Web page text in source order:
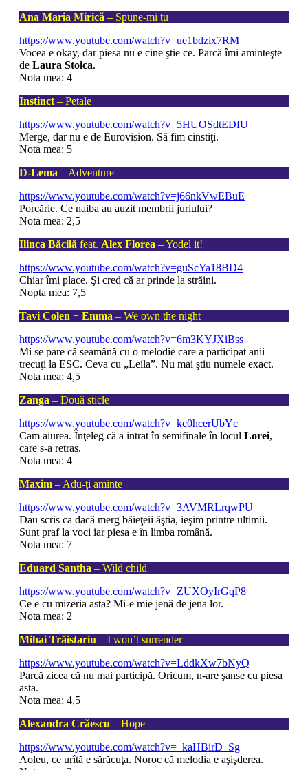
Ana Maria Mirică – Spune-mi tu
https://www.youtube.com/watch?v=ue1bdzix7RM
Vocea e okay, dar piesa nu e cine ştie ce. Parcă îmi aminteşte
de Laura Stoica.
Nota mea: 4
Instinct – Petale
https://www.youtube.com/watch?v=5HUOSdtEDfU
Merge, dar nu e de Eurovision. Să fim cinstiţi.
Nota mea: 5
D-Lema – Adventure
https://www.youtube.com/watch?v=j66nkVwEBuE
Porcărie. Ce naiba au auzit membrii juriului?
Nota mea: 2,5
Ilinca Băcilă feat. Alex Florea – Yodel it!
https://www.youtube.com/watch?v=guScYa18BD4
Chiar îmi place. Şi cred că ar prinde la străini.
Nopta mea: 7,5
Tavi Colen + Emma – We own the night
https://www.youtube.com/watch?v=6m3KYJXiBss
Mi se pare că seamănă cu o melodie care a participat anii
trecuţi la ESC. Ceva cu „Leila”. Nu mai ştiu numele exact.
Nota mea: 4,5
Zanga – Două sticle
https://www.youtube.com/watch?v=kc0hcerUbYc
Cam aiurea. Înţeleg că a intrat în semifinale în locul Lorei,
care s-a retras.
Nota mea: 4
Maxim – Adu-ţi aminte
https://www.youtube.com/watch?v=3AVMRLrqwPU
Dau scris ca dacă merg băieţeii ăştia, ieşim printre ultimii.
Sunt praf la voci iar piesa e în limba română.
Nota mea: 7
Eduard Santha – Wild child
https://www.youtube.com/watch?v=ZUXOyIrGqP8
Ce e cu mizeria asta? Mi-e mie jenă de jena lor.
Nota mea: 2
Mihai Trăistariu – I won’t surrender
https://www.youtube.com/watch?v=LddkXw7bNyQ
Parcă zicea că nu mai participă. Oricum, n-are şanse cu piesa
asta.
Nota mea: 4,5
Alexandra Crăescu – Hope
https://www.youtube.com/watch?v=_kaHBirD_Sg
Aoleu, ce urîtă e sărăcuţa. Noroc că melodia e aşişderea.